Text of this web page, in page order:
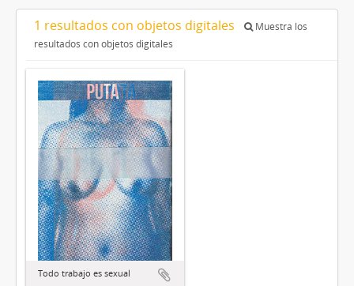
1 resultados con objetos digitales
Muestra los
resultados con objetos digitales
Todo trabajo es sexual